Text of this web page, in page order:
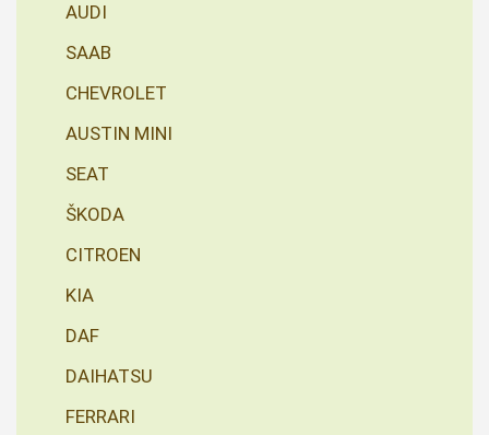
AUDI
SAAB
CHEVROLET
AUSTIN MINI
SEAT
ŠKODA
CITROEN
KIA
DAF
DAIHATSU
FERRARI